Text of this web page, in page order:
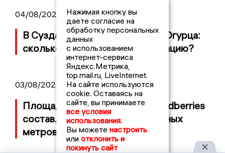
04/08/2026 09:01
В Суздале прошёл Фестиваль Огурца:
сколько потратили на организацию?
03/08/2026 14:13
Площадь пожара на складе Wildberries
составляет 100 тысяч квадратных
метров
Нажимая кнопку вы
даете согласие на
обработку персональных
данных
с использованием
интернет-сервиса
Яндекс.Метрика,
top.mail.ru, LiveInternet.
На сайте используются
cookie. Оставаясь на
сайте, вы принимаете
все условия
использования.
Вы можете настроить
или отклонить и
покинуть сайт